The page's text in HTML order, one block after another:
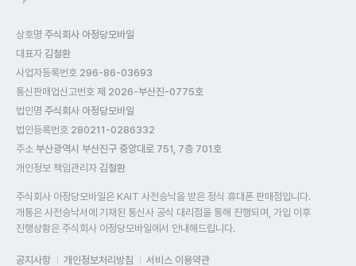
상호명 주식회사 아정당모바일
대표자 김철환
사업자등록번호 296-86-03693
통신판매업신고번호 제 2026-부산진-0775호
법인명 주식회사 아정당모바일
법인등록번호 280211-0286332
주소 부산광역시 부산진구 중앙대로 751, 7층 701호
개인정보 책임관리자 김철환
주식회사 아정당모바일은 KAIT 사전승낙을 받은 정식 휴대폰 판매점입니다.
개통은 사전승낙서에 기재된 통신사 공식 대리점을 통해 진행되며, 가입 이후
진행상황은 주식회사 아정당모바일에서 안내해드립니다.
공지사항 개인정보처리방침 서비스 이용약관